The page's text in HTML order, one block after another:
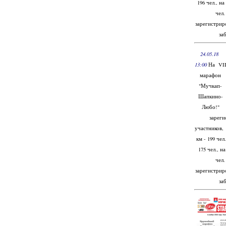
196 чел.,
24.05.18
13:00 На VII
марафон
"Мучкап-
Шапкино-
Любо!"
км - 199
175 чел.,